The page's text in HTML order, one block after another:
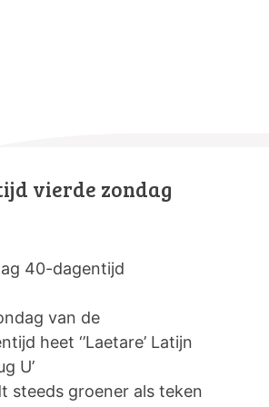
vierde zondag
40-dagentijd
van de
heet ‘’Laetare’ Latijn
U’
steeds groener als teken